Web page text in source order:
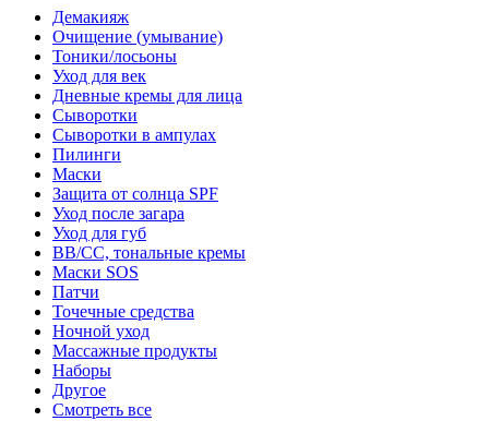
Демакияж
Очищение (умывание)
Тоники/лосьоны
Уход для век
Дневные кремы для лица
Сыворотки
Сыворотки в ампулах
Пилинги
Маски
Защита от солнца SPF
Уход после загара
Уход для губ
BB/CC, тональные кремы
Маски SOS
Патчи
Точечные средства
Ночной уход
Массажные продукты
Наборы
Другое
Смотреть все